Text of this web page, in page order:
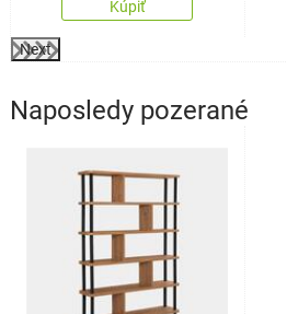
Kúpiť
Next
Naposledy pozerané